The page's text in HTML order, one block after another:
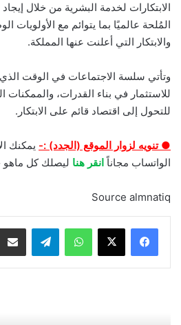
الابتكارات لخدمة البشرية من خلال
المُلحة عالميًا بما يتوائم مع الأولويات
والابتكار التي أعلنت عنها المملكة.
وتأتي سلسة الاجتماعات في الوقت الذي
للاستثمار في بناء القدرات، والممكنات
للتحول إلى اقتصاد قائم على الابتكار.
● تنويه لزوار الموقع (الجدد) :- يمكنك
الواتساب مجاناًانقر هنا ليصلك كل
Source almnatiq
واتساب تيلقرام